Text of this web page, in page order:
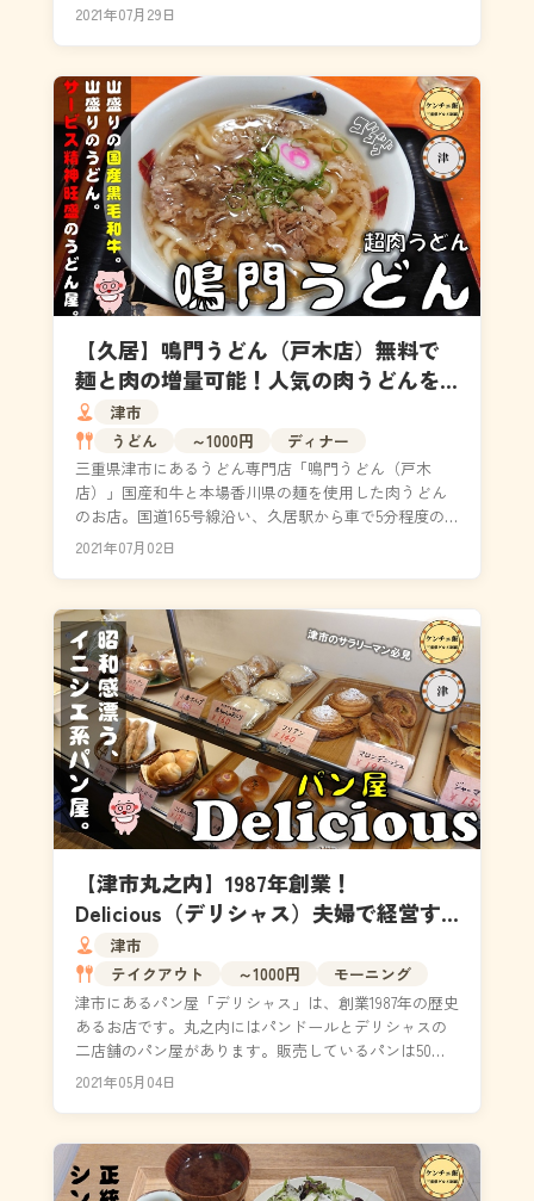
店です。アットホームな雰囲気が広がり、本音でぶつ...
2021年07月29日
【久居】鳴門うどん（戸木店）無料で
麺と肉の増量可能！人気の肉うどんを
食べてきた！
津市
うどん
～1000円
ディナー
三重県津市にあるうどん専門店「鳴門うどん（戸木
店）」国産和牛と本場香川県の麺を使用した肉うどん
のお店。国道165号線沿い、久居駅から車で5分程度の
場所にあります。無料で麺と肉を増量できるサービス
2021年07月02日
【津市丸之内】1987年創業！
Delicious（デリシャス）夫婦で経営す
る昔懐かしいパン屋さん
津市
テイクアウト
～1000円
モーニング
津市にあるパン屋「デリシャス」は、創業1987年の歴史
あるお店です。丸之内にはパンドールとデリシャスの
二店舗のパン屋があります。販売しているパンは50種
類以上で、ご主人が一つ一つ丁寧に焼き上げています...
2021年05月04日